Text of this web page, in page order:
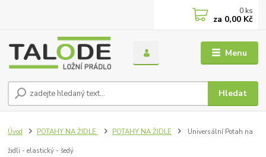
Menu
Hledat
0 ks
za 0,00 Kč
Úvod POTAHY NA ŽIDLE POTAHY NA ŽIDLE Universální Potah na
židli - elastický - šedý